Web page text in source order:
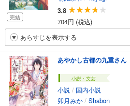
完結
3.8
704円 (税込)
あらすじを表示する
あやかし古都の九重さん
小説・文芸
小説 / 国内小説
卯月みか / Shabon